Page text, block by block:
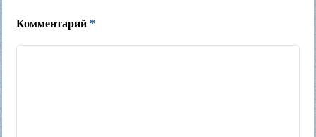
Комментарий *